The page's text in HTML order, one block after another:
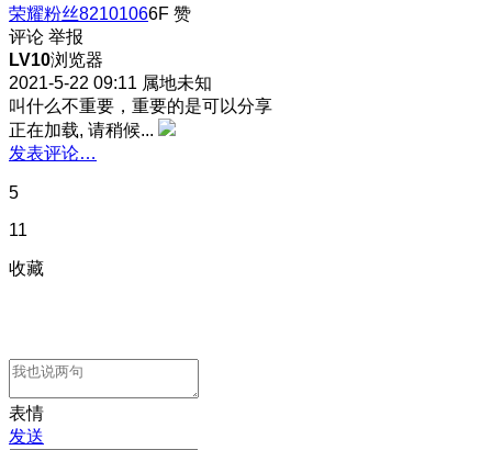
荣耀粉丝82101066F 赞
评论 举报
LV10浏览器
2021-5-22 09:11 属地未知
叫什么不重要，重要的是可以分享
正在加载, 请稍候...
发表评论…
5
11
收藏
表情
发送